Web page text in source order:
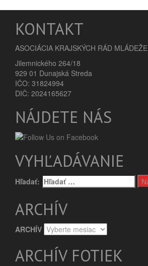
KONTAKT
ASOCIÁCIA KRAJSKÝCH RÁD MLÁDEŽE
Jilemnického 264/18
929 01 Dunajská Streda
IČO: 31824994
DIČ: 2024165627
NÁJDETE NÁS
VYHĽADÁVANIE
Hľadať:
ARCHÍV
ARCHÍV
ARCHÍV FOTIEK